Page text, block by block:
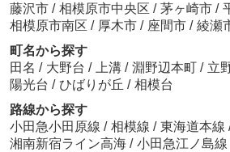
藤沢市 / 相模原市中央区 / 茅ヶ崎市 /
相模原市南区 / 厚木市 / 座間市 / 綾瀬
町名から探す
田名 / 大野台 / 上溝 / 淵野辺本町 / 立
陽光台 / ひばりが丘 / 相模台
路線から探す
小田急小田原線 / 相模線 / 東海道本線
湘南新宿ライン高海 / 小田急江ノ島線